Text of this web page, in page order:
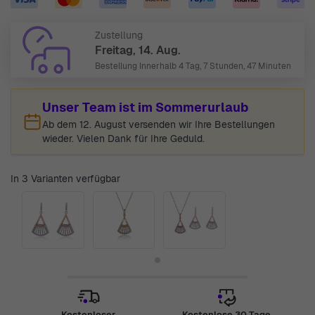
Zustellung
Freitag, 14. Aug.
Bestellung Innerhalb4 Tag, 7 Stunden, 47 Minuten
Unser Team ist im Sommerurlaub
Ab dem 12. August versenden wir Ihre Bestellungen
wieder. Vielen Dank für Ihre Geduld.
In 3 Varianten verfügbar